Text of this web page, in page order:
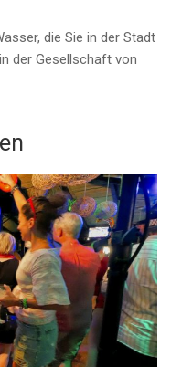
die Sie in der Stadt
der Gesellschaft von